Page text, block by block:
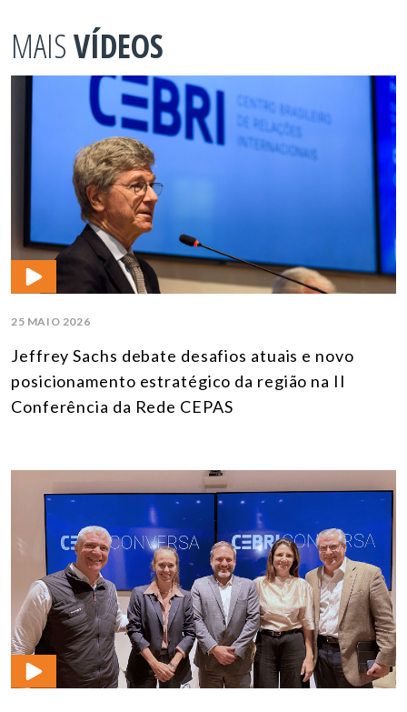
MAISVÍDEOS
25 MAIO 2026
Jeffrey Sachs debate desafios atuais e novo
posicionamento estratégico da região na II
Conferência da Rede CEPAS